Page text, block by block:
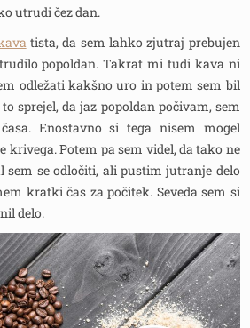
utrudi čez dan.
tista, da sem lahko zjutraj prebujen
popoldan. Takrat mi tudi kava ni
odležati kakšno uro in potem sem bil
sprejel, da jaz popoldan počivam, sem
Enostavno si tega nisem mogel
krivega. Potem pa sem videl, da tako ne
sem se odločiti, ali pustim jutranje delo
kratki čas za počitek. Seveda sem si
delo.